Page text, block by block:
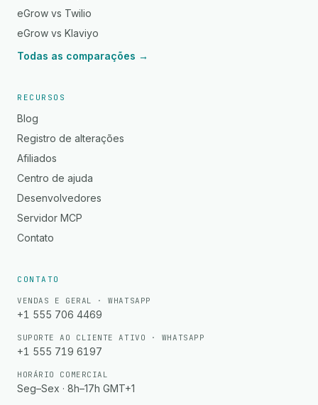
eGrow vs Twilio
eGrow vs Klaviyo
Todas as comparações →
RECURSOS
Blog
Registro de alterações
Afiliados
Centro de ajuda
Desenvolvedores
Servidor MCP
Contato
CONTATO
VENDAS E GERAL · WHATSAPP
+1 555 706 4469
SUPORTE AO CLIENTE ATIVO · WHATSAPP
+1 555 719 6197
HORÁRIO COMERCIAL
Seg–Sex · 8h–17h GMT+1